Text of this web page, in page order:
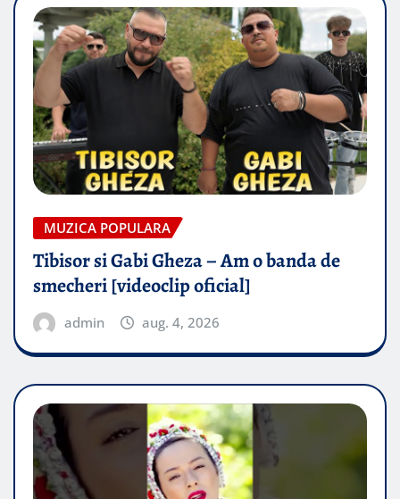
MUZICA POPULARA
Tibisor si Gabi Gheza – Am o banda de
smecheri [videoclip oficial]
admin aug. 4, 2026